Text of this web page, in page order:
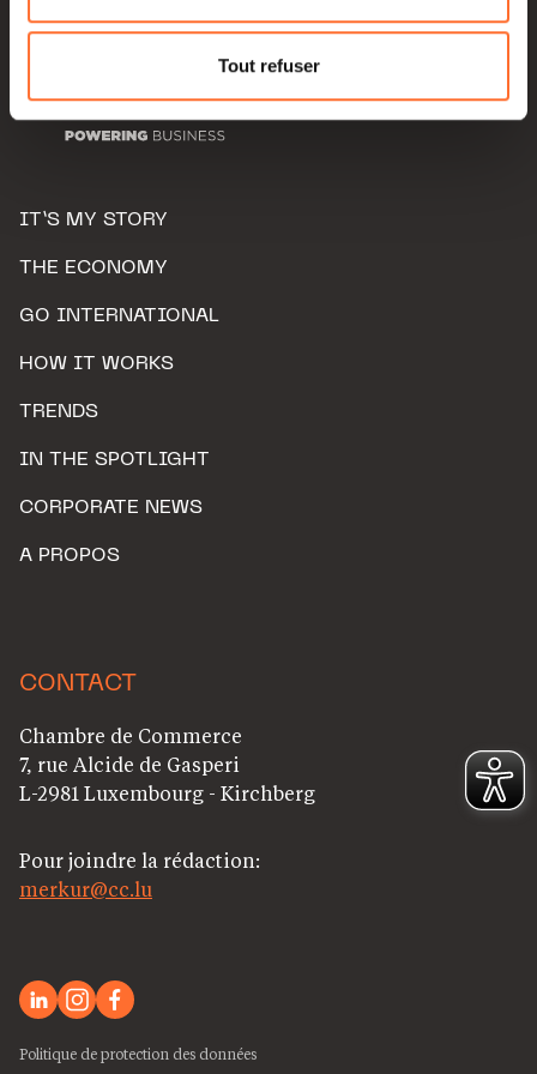
Pour de plus amples informations sur la manière dont
nous utilisons lescookies et sommes amenés à traiter
Charte d’usage des cookieset notrePolitique de
Tout refuser
IT’S MY STORY
THE ECONOMY
GO INTERNATIONAL
HOW IT WORKS
TRENDS
IN THE SPOTLIGHT
CORPORATE NEWS
A PROPOS
CONTACT
Chambre de Commerce
7, rue Alcide de Gasperi
L-2981 Luxembourg - Kirchberg
Pour joindre la rédaction:
merkur@cc.lu
Politique de protection des données